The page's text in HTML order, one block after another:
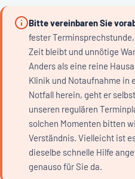
Bitte vereinbaren Sie
fester
Zeit bleibt und unnötige
Anders als eine reine
Klinik und Notaufnahme in
Notfall herein, geht er
unseren regulären
solchen Momenten bitten
Verständnis. Vielleicht ist
dieselbe schnelle Hilfe
genauso für Sie da.